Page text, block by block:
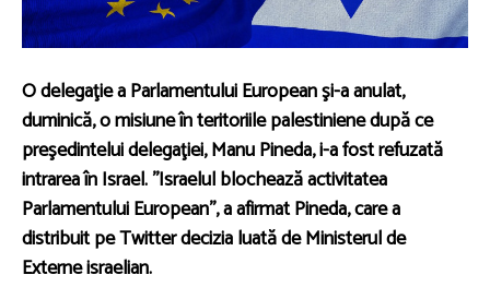
O delegaţie a Parlamentului European şi-a anulat,
duminică, o misiune în teritoriile palestiniene după ce
preşedintelui delegaţiei, Manu Pineda, i-a fost refuzată
intrarea în Israel. ''Israelul blochează activitatea
Parlamentului European'', a afirmat Pineda, care a
distribuit pe Twitter decizia luată de Ministerul de
Externe israelian.